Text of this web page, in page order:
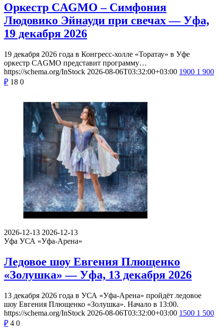
Оркестр CAGMO – Симфония
Людовико Эйнауди при свечах — Уфа,
19 декабря 2026
19 декабря 2026 года в Конгресс-холле «Торатау» в Уфе
оркестр CAGMO представит программу…
https://schema.org/InStock 2026-08-06T03:32:00+03:00 1900 1 900
₽ 18 0
2026-12-13 2026-12-13
Уфа УСА «Уфа-Арена»
Ледовое шоу Евгения Плющенко
«Золушка» — Уфа, 13 декабря 2026
13 декабря 2026 года в УСА «Уфа-Арена» пройдёт ледовое
шоу Евгения Плющенко «Золушка». Начало в 13:00.
https://schema.org/InStock 2026-08-06T03:32:00+03:00 1500 1 500
₽ 4 0